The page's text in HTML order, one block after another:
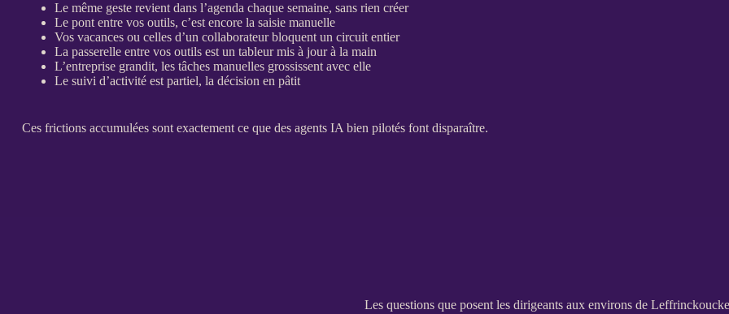
Le même geste revient dans l’agenda chaque semaine, sans rien créer
Le pont entre vos outils, c’est encore la saisie manuelle
Vos vacances ou celles d’un collaborateur bloquent un circuit entier
La passerelle entre vos outils est un tableur mis à jour à la main
L’entreprise grandit, les tâches manuelles grossissent avec elle
Le suivi d’activité est partiel, la décision en pâtit
Ces frictions accumulées sont exactement ce que des agents IA bien pilotés font disparaître.
Les questions que posent les dirigeants aux environs de Leffrinckoucke